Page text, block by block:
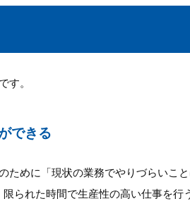
。
できる
ために「現状の業務でやりづらいこ
られた時間で生産性の高い仕事を